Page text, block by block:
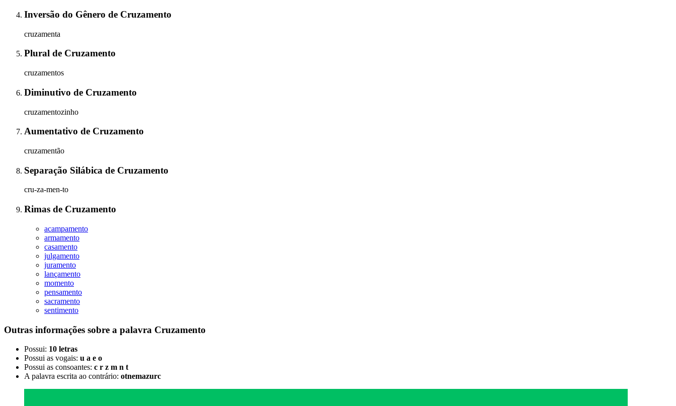
Inversão do Gênero de Cruzamento
cruzamenta
Plural de Cruzamento
cruzamentos
Diminutivo de Cruzamento
cruzamentozinho
Aumentativo de Cruzamento
cruzamentão
Separação Silábica de Cruzamento
cru-za-men-to
Rimas de Cruzamento
acampamento
armamento
casamento
julgamento
juramento
lançamento
momento
pensamento
sacramento
sentimento
Outras informações sobre a palavra Cruzamento
Possui: 10 letras
Possui as vogais: u a e o
Possui as consoantes: c r z m n t
A palavra escrita ao contrário: otnemazurc